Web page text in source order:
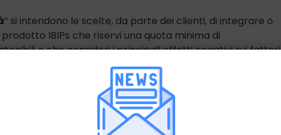
” si intendono le scelte, da parte dei clienti, di integrare o
IBIPs che riservi una quota minima di
o che consideri i principali effetti negativi sui fattori
eventi o condizioni di tipo ambientale, sociale o di
potrebbero provocare un significativo impatto negativo